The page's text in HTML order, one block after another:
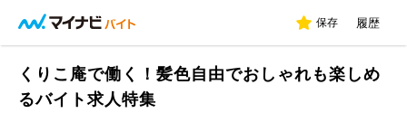
保存 履歴
くりこ庵で働く！髪色自由でおしゃれも楽しめ
るバイト求人特集